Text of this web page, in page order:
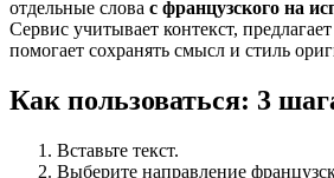
отдельные слова с французского на
Сервис учитывает контекст,
помогает сохранять смысл и стиль
Как пользоваться: 3
Вставьте текст.
Выберите направление